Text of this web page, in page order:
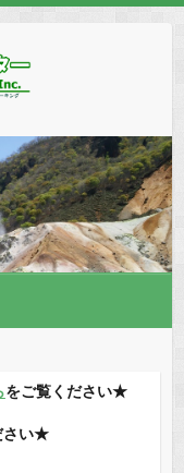
をご覧ください★
さい★